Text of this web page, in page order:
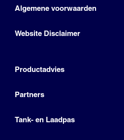
Algemene voorwaarden
Website Disclaimer
Productadvies
Partners
Tank- en Laadpas